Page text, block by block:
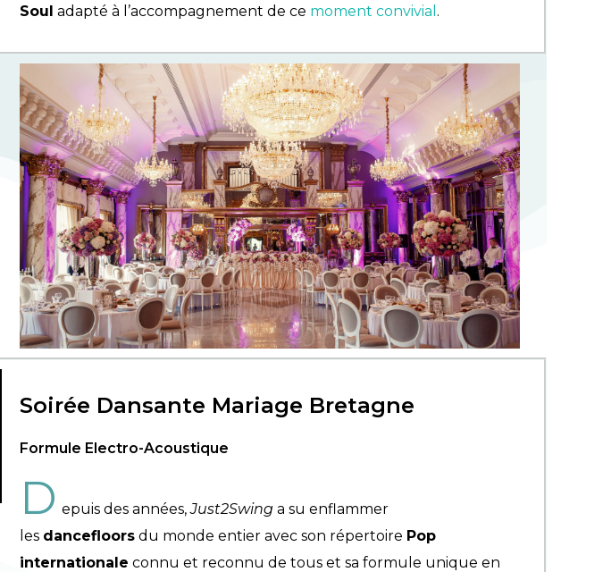
Soul adapté à l’accompagnement de ce moment convivial .
Soirée Dansante Mariage Bretagne
Formule Electro-Acoustique
D epuis des années,Just2Swing a su enflammer
les dancefloors du monde entier avec son répertoire Pop
internationale connu et reconnu de tous et sa formule unique en